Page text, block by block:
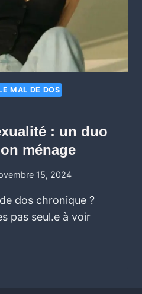
MAL DE DOS
: un duo
ménage
15, 2024
dos chronique ?
pas seul.e à voir